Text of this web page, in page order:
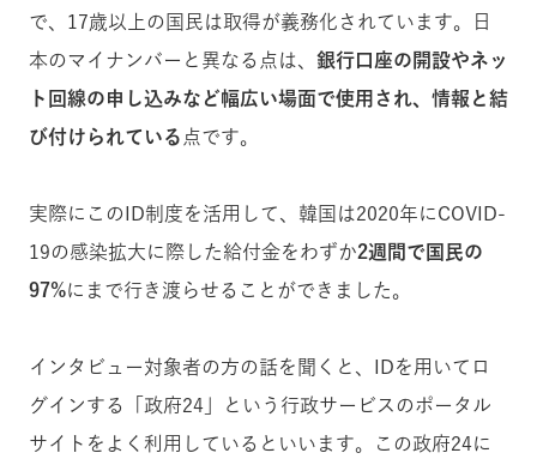
で、17歳以上の国民は取得が義務化されています。日
本のマイナンバーと異なる点は、 銀行口座の開設やネッ
ト回線の申し込みなど幅広い場面で使用され、情報と結
び付けられている 点です。
実際にこのID制度を活用して、韓国は2020年にCOVID-
19の感染拡大に際した給付金をわずか2週間で国民の
97%にまで行き渡らせることができました。
インタビュー対象者の方の話を聞くと、IDを用いてロ
グインする「政府24」という行政サービスのポータル
サイトをよく利用しているといいます。この政府24に